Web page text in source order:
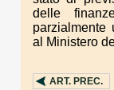
delle
parzialmente
al Ministero
ART. PREC.